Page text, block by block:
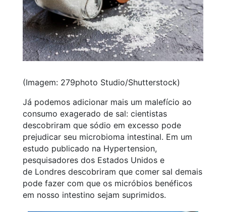
(Imagem: 279photo Studio/Shutterstock)
Já podemos adicionar mais um malefício ao
consumo exagerado de sal: cientistas
descobriram que sódio em excesso pode
prejudicar seu microbioma intestinal. Em um
estudo publicado na Hypertension,
pesquisadores dos Estados Unidos e
de Londres descobriram que comer sal demais
pode fazer com que os micróbios benéficos
em nosso intestino sejam suprimidos.